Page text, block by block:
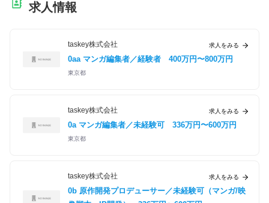
求人情報
taskey株式会社
0aa マンガ編集者／経験者 400万円〜800万円
東京都
求人をみる
taskey株式会社
0a マンガ編集者／未経験可 336万円〜600万円
東京都
求人をみる
taskey株式会社
0b 原作開発プロデューサー／未経験可（マンガ/映
求人をみる